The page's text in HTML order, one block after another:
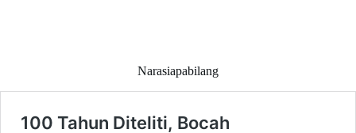
Narasiapabilang